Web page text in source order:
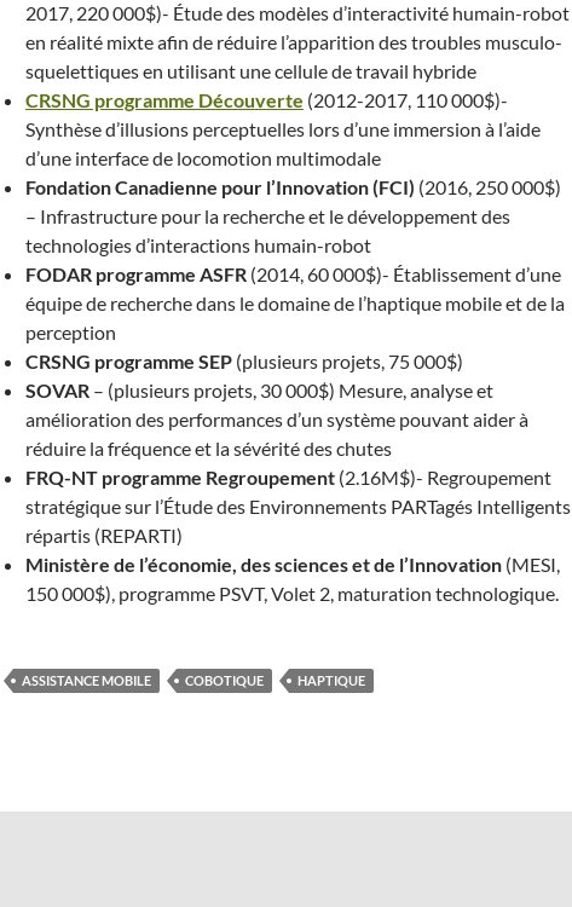
2017, 220 000$)- Étude des modèles d’interactivité humain-robot
en réalité mixte afin de réduire l’apparition des troubles musculo-
squelettiques en utilisant une cellule de travail hybride
CRSNG programme Découverte (2012-2017, 110 000$)-
Synthèse d’illusions perceptuelles lors d’une immersion à l’aide
d’une interface de locomotion multimodale
Fondation Canadienne pour l’Innovation (FCI) (2016, 250 000$)
– Infrastructure pour la recherche et le développement des
technologies d’interactions humain-robot
FODAR programme ASFR (2014, 60 000$)- Établissement d’une
équipe de recherche dans le domaine de l’haptique mobile et de la
perception
CRSNG programme SEP (plusieurs projets, 75 000$)
SOVAR – (plusieurs projets, 30 000$) Mesure, analyse et
amélioration des performances d’un système pouvant aider à
réduire la fréquence et la sévérité des chutes
FRQ-NT programme Regroupement (2.16M$)- Regroupement
stratégique sur l’Étude des Environnements PARTagés Intelligents
répartis (REPARTI)
Ministère de l’économie, des sciences et de l’Innovation (MESI,
150 000$), programme PSVT, Volet 2, maturation technologique.
ASSISTANCE MOBILE COBOTIQUE HAPTIQUE